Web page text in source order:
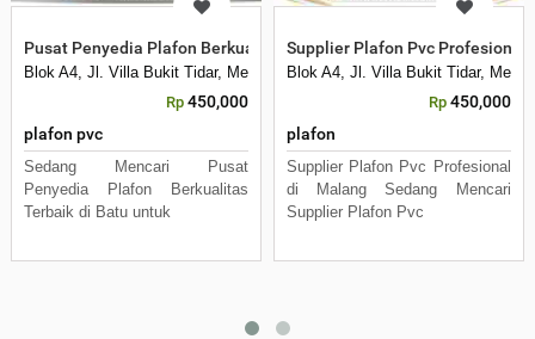
Pusat Penyedia Plafon Berkualitas Terbaik di Batu
Blok A4, Jl. Villa Bukit Tidar, Merjosari, Kec. Lowokwaru, Kota Malang,
Rp 450,000
plafon pvc
Sedang Mencari Pusat
Penyedia Plafon Berkualitas
Terbaik di Batu untuk
Supplier Plafon Pvc Profesional
Blok A4, Jl. Villa Bukit Tidar,
Rp 450,000
plafon
Supplier Plafon Pvc Profesional
di Malang Sedang Mencari
Supplier Plafon Pvc